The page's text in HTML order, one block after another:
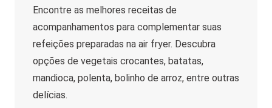
Encontre as melhores receitas de
acompanhamentos para complementar suas
refeições preparadas na air fryer. Descubra
opções de vegetais crocantes, batatas,
mandioca, polenta, bolinho de arroz, entre outras
delícias.